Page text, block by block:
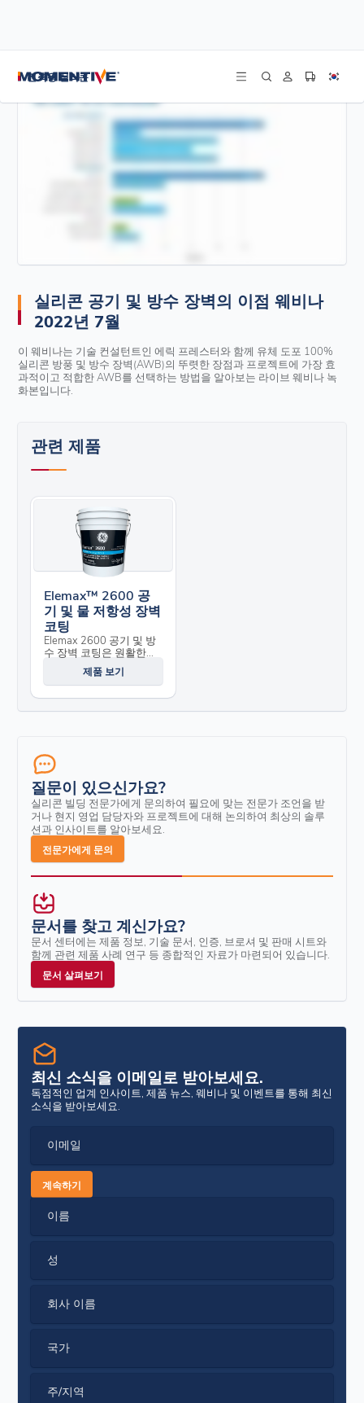
건축용 실리콘
실리콘 공기 및 방수 장벽의 이점 웨비나
2022년 7월
이 웨비나는 기술 컨설턴트인 에릭 프레스터와 함께 유체 도포 100%
실리콘 방풍 및 방수 장벽(AWB)의 뚜렷한 장점과 프로젝트에 가장 효
과적이고 적합한 AWB를 선택하는 방법을 알아보는 라이브 웨비나 녹
화본입니다.
관련 제품
Elemax™ 2600 공
기 및 물 저항성 장벽
코팅
Elemax 2600 공기 및 방
수 장벽 코팅은 원활한...
제품 보기
질문이 있으신가요?
실리콘 빌딩 전문가에게 문의하여 필요에 맞는 전문가 조언을 받
거나 현지 영업 담당자와 프로젝트에 대해 논의하여 최상의 솔루
션과 인사이트를 알아보세요.
전문가에게 문의
문서를 찾고 계신가요?
문서 센터에는 제품 정보, 기술 문서, 인증, 브로셔 및 판매 시트와
함께 관련 제품 사례 연구 등 종합적인 자료가 마련되어 있습니다.
문서 살펴보기
최신 소식을 이메일로 받아보세요.
독점적인 업계 인사이트, 제품 뉴스, 웨비나 및 이벤트를 통해 최신
소식을 받아보세요.
이메일
계속하기
이름
성
회사 이름
국가
주/지역